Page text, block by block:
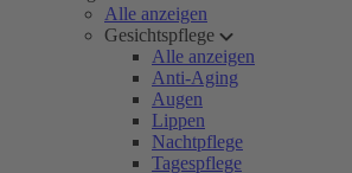
Alle anzeigen
Gesichtspflege
Alle anzeigen
Anti-Aging
Augen
Lippen
Nachtpflege
Tagespflege